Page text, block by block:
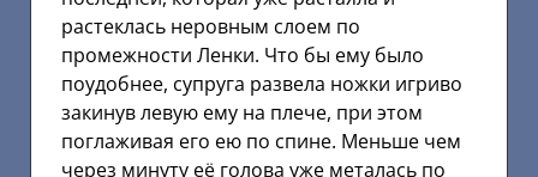
растеклась неровным слоем по
промежности Ленки. Что бы ему было
поудобнее, супруга развела ножки игриво
закинув левую ему на плече, при этом
поглаживая его ею по спине. Меньше чем
через минуту её голова уже металась по